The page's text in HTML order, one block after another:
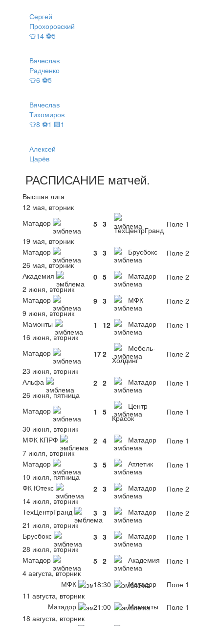
Сергей
Прохоровский
👕14 ⚽5
Вячеслав
Радченко
👕6 ⚽5
Вячеслав
Тихомиров
👕8 ⚽1 🟨1
Алексей
Царёв
РАСПИСАНИЕ матчей.
Высшая лига
12 мая, вторник
Матадор
5 3
ТехЦентрГранд
Поле 1
19 мая, вторник
Матадор
3 3 Брусбокс
Поле 2
26 мая, вторник
Академия
0 5 Матадор
Поле 2
2 июня, вторник
Матадор
9 3 МФК
Поле 2
9 июня, вторник
Мамонты
1 12 Матадор
Поле 1
16 июня, вторник
Матадор
172
Мебель-
Холдинг
Поле 2
23 июня, вторник
Альфа
2 2 Матадор
Поле 1
26 июня, пятница
Матадор
1 5
Центр
Красок
Поле 1
30 июня, вторник
МФК КПРФ
2 4 Матадор
Поле 1
7 июля, вторник
Матадор
3 5 Атлетик
Поле 1
10 июля, пятница
ФК Ютекс
2 3 Матадор
Поле 2
14 июля, вторник
ТехЦентрГранд
3 3 Матадор
Поле 2
21 июля, вторник
Брусбокс
3 3 Матадор
Поле 1
28 июля, вторник
Матадор
5 2 Академия
Поле 1
4 августа, вторник
МФК
18:30 Матадор
Поле 1
11 августа, вторник
Матадор
21:00 Мамонты
Поле 1
18 августа, вторник